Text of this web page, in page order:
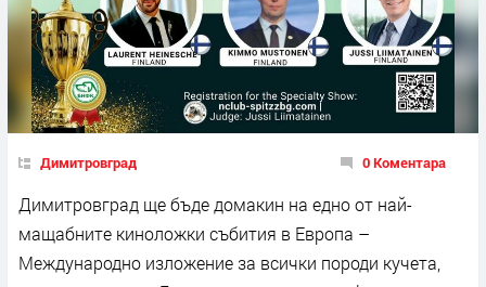
Димитровград 0 Коментара
Димитровград ще бъде домакин на едно от най-
мащабните киноложки събития в Европа –
Международно изложение за всички породи кучета,